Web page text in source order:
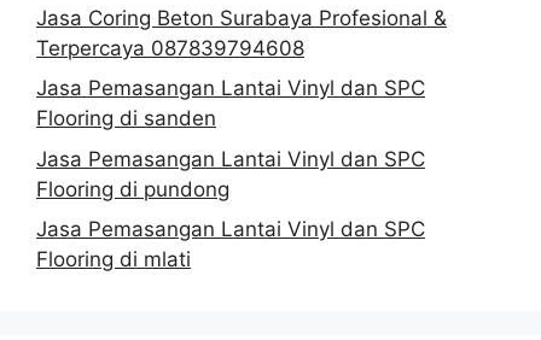
Jasa Coring Beton Surabaya Profesional &
Terpercaya 087839794608
Jasa Pemasangan Lantai Vinyl dan SPC
Flooring di sanden
Jasa Pemasangan Lantai Vinyl dan SPC
Flooring di pundong
Jasa Pemasangan Lantai Vinyl dan SPC
Flooring di mlati